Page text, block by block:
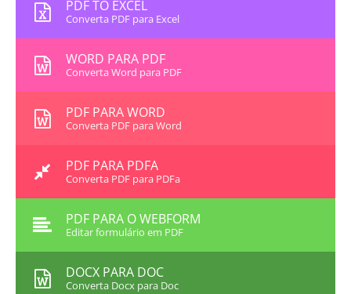
PDF TO EXCEL
Converta PDF para Excel
WORD PARA PDF
Converta Word para PDF
PDF PARA WORD
Converta PDF para Word
PDF PARA PDFA
Converta PDF para PDFa
PDF PARA O WEBFORM
Editar formulário em PDF
DOCX PARA DOC
Converta Docx para Doc